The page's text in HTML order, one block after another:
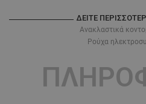
ΔΕΊΤΕ
Ανακλαστικά
Ρούχα